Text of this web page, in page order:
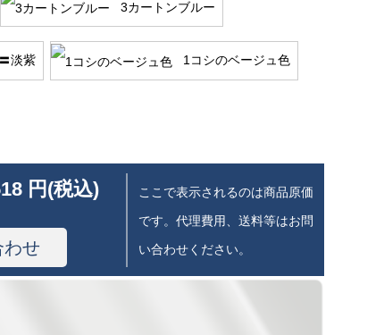
3カートンブルー
淡紫 1コシのベージュ色
円(税込)
わせ
ここで表示されるのは商品原価
です。代理費用、送料等はお問
い合わせください。